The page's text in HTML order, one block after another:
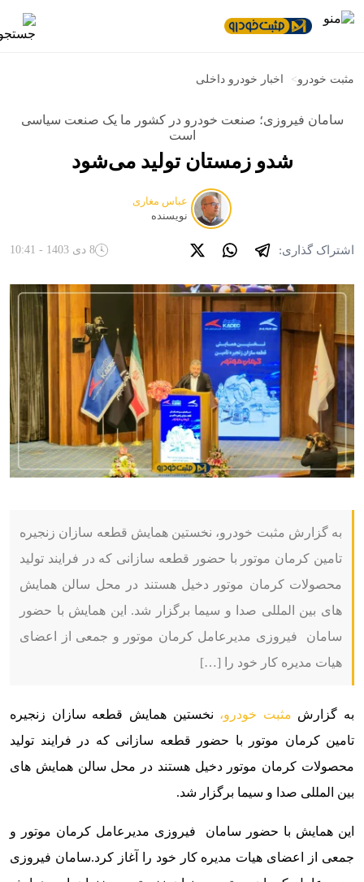
مثبت خودرو> اخبار خودرو داخلی
سامان فیروزی؛ صنعت خودرو در کشور ما یک صنعت سیاسی
است
شدو زمستان تولید می‌شود
عباس مغاری
نویسنده
اشتراک گذاری: 8 دی 1403 - 10:41
به گزارش مثبت خودرو، نخستین همایش قطعه سازان زنجیره
تامین کرمان موتور با حضور قطعه سازانی که در فرایند تولید
محصولات کرمان موتور دخیل هستند در محل سالن همایش
های بین المللی صدا و سیما برگزار شد. این همایش با حضور
سامان فیروزی مدیرعامل کرمان موتور و جمعی از اعضای
هیات مدیره کار خود را […]
به گزارش مثبت خودرو، نخستین همایش قطعه سازان زنجیره
تامین کرمان موتور با حضور قطعه سازانی که در فرایند تولید
محصولات کرمان موتور دخیل هستند در محل سالن همایش های
بین المللی صدا و سیما برگزار شد.
این همایش با حضور سامان فیروزی مدیرعامل کرمان موتور و
جمعی از اعضای هیات مدیره کار خود را آغاز کرد.سامان فیروزی